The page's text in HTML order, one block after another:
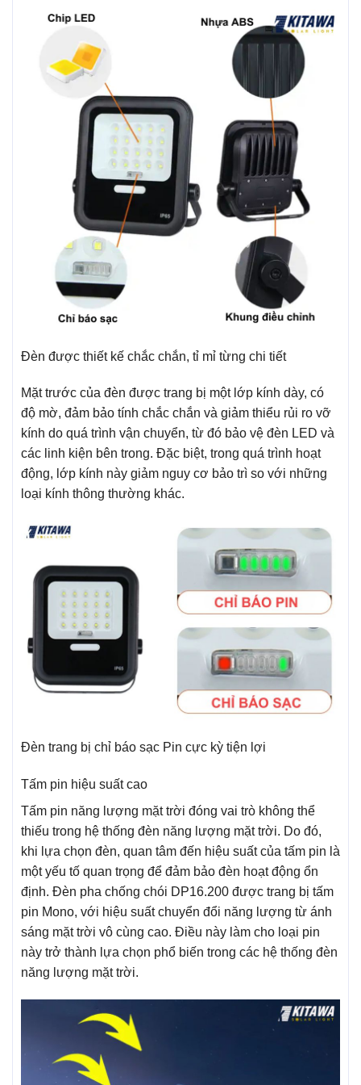
Đèn được thiết kế chắc chắn, tỉ mỉ từng chi tiết
Mặt trước của đèn được trang bị một lớp kính dày, có
độ mờ, đảm bảo tính chắc chắn và giảm thiểu rủi ro vỡ
kính do quá trình vận chuyển, từ đó bảo vệ đèn LED và
các linh kiện bên trong. Đặc biệt, trong quá trình hoạt
động, lớp kính này giảm nguy cơ bảo trì so với những
loại kính thông thường khác.
Đèn trang bị chỉ báo sạc Pin cực kỳ tiện lợi
Tấm pin hiệu suất cao
Tấm pin năng lượng mặt trời đóng vai trò không thể
thiếu trong hệ thống đèn năng lượng mặt trời. Do đó,
khi lựa chọn đèn, quan tâm đến hiệu suất của tấm pin là
một yếu tố quan trọng để đảm bảo đèn hoạt động ổn
định. Đèn pha chống chói DP16.200 được trang bị tấm
pin Mono, với hiệu suất chuyển đổi năng lượng từ ánh
sáng mặt trời vô cùng cao. Điều này làm cho loại pin
này trở thành lựa chọn phổ biến trong các hệ thống đèn
năng lượng mặt trời.